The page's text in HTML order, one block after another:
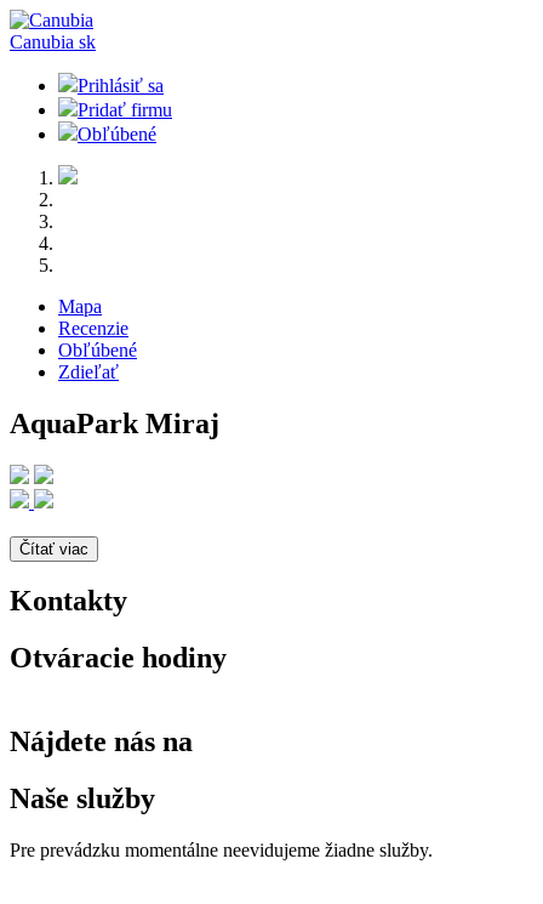
Canubia sk
Prihlásiť sa
Pridať firmu
Obľúbené
Mapa
Recenzie
Obľúbené
Zdieľať
AquaPark Miraj
Čítať viac
Kontakty
Otváracie hodiny
Nájdete nás na
Naše služby
Pre prevádzku momentálne neevidujeme žiadne služby.